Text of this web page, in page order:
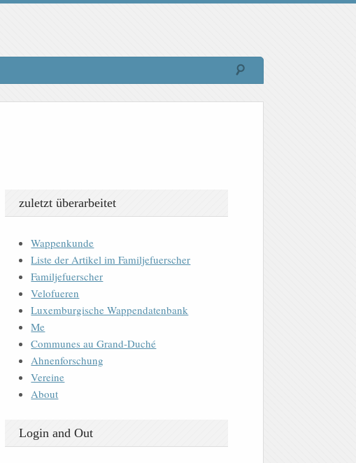
zuletzt überarbeitet
Wappenkunde
Liste der Artikel im Familjefuerscher
Familjefuerscher
Velofueren
Luxemburgische Wappendatenbank
Me
Communes au Grand-Duché
Ahnenforschung
Vereine
About
Login and Out